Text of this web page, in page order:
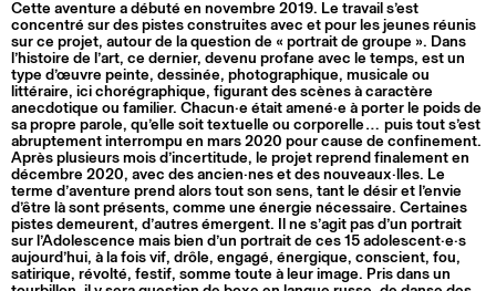
Cette aventure a débuté en novembre 2019. Le travail s’est
concentré sur des pistes construites avec et pour les jeunes réunis
sur ce projet, autour de la question de « portrait de groupe ». Dans
l’histoire de l’art, ce dernier, devenu profane avec le temps, est un
type d’œuvre peinte, dessinée, photographique, musicale ou
littéraire, ici chorégraphique, figurant des scènes à caractère
anecdotique ou familier. Chacun·e était amené·e à porter le poids de
sa propre parole, qu’elle soit textuelle ou corporelle… puis tout s’est
abruptement interrompu en mars 2020 pour cause de confinement.
Après plusieurs mois d’incertitude, le projet reprend finalement en
décembre 2020, avec des ancien·nes et des nouveaux·lles. Le
terme d’aventure prend alors tout son sens, tant le désir et l’envie
d’être là sont présents, comme une énergie nécessaire. Certaines
pistes demeurent, d’autres émergent. Il ne s’agit pas d’un portrait
sur l’Adolescence mais bien d’un portrait de ces 15 adolescent·e·s
aujourd’hui, à la fois vif, drôle, engagé, énergique, conscient, fou,
satirique, révolté, festif, somme toute à leur image. Pris dans un